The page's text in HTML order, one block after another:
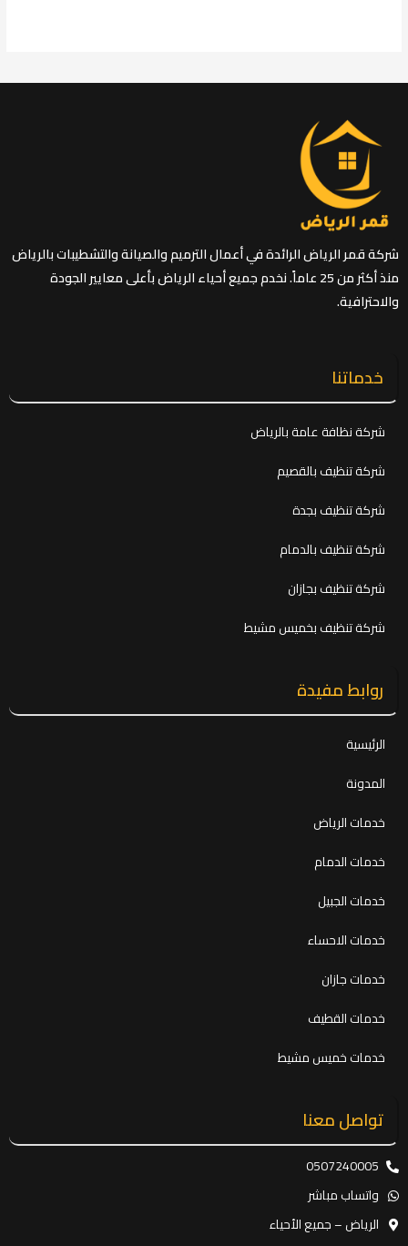
شركة قمر الرياض الرائدة في أعمال الترميم والصيانة والتشطيبات بالرياض
منذ أكثر من 25 عاماً. نخدم جميع أحياء الرياض بأعلى معايير الجودة
والاحترافية.
خدماتنا
شركة نظافة عامة بالرياض
شركة تنظيف بالقصيم
شركة تنظيف بجدة
شركة تنظيف بالدمام
شركة تنظيف بجازان
شركة تنظيف بخميس مشيط
روابط مفيدة
الرئيسية
المدونة
خدمات الرياض
خدمات الدمام
خدمات الجبيل
خدمات الاحساء
خدمات جازان
خدمات القطيف
خدمات خميس مشيط
تواصل معنا
0507240005
واتساب مباشر
الرياض – جميع الأحياء